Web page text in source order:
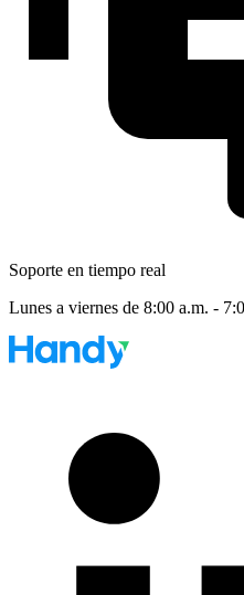
Soporte en tiempo real
Lunes a viernes de 8:00 a.m. -